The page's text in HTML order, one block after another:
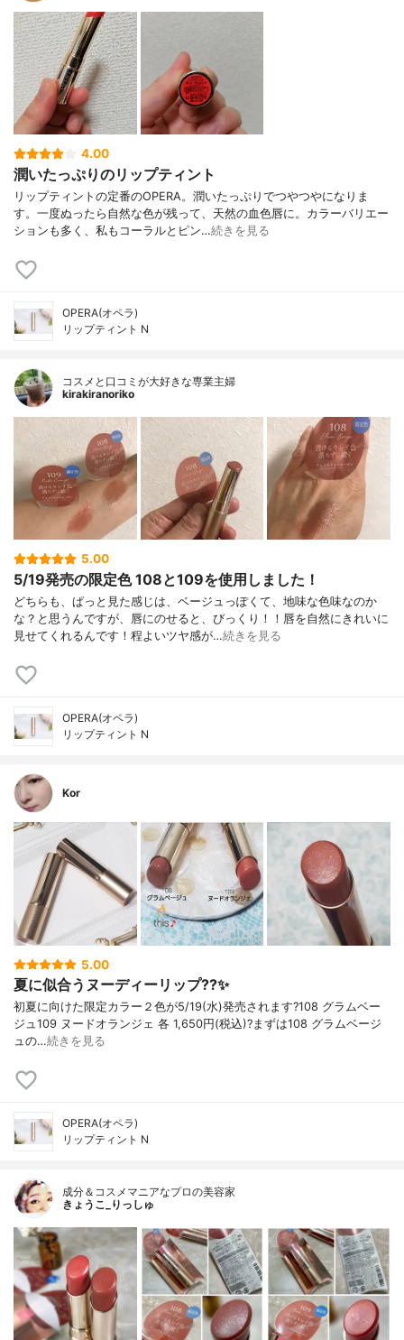
4.00
潤いたっぷりのリップティント
リップティントの定番のOPERA。潤いたっぷりでつやつやになりま
す。一度ぬったら自然な色が残って、天然の血色唇に。カラーバリエー
ションも多く、私もコーラルとピン…続きを見る
OPERA(オペラ)
リップティント N
コスメと口コミが大好きな専業主婦
kirakiranoriko
5.00
5/19発売の限定色 108と109を使用しました！
どちらも、ぱっと見た感じは、ベージュっぽくて、地味な色味なのか
な？と思うんですが、唇にのせると、びっくり！！唇を自然にきれいに
見せてくれるんです！程よいツヤ感が…続きを見る
OPERA(オペラ)
リップティント N
Kor
5.00
夏に似合うヌーディーリップ??✨
初夏に向けた限定カラー２色が5/19(水)発売されます?108 グラムベー
ジュ109 ヌードオランジェ 各 1,650円(税込)?まずは108 グラムベージ
ュの…続きを見る
OPERA(オペラ)
リップティント N
成分＆コスメマニアなプロの美容家
きょうこ_りっしゅ